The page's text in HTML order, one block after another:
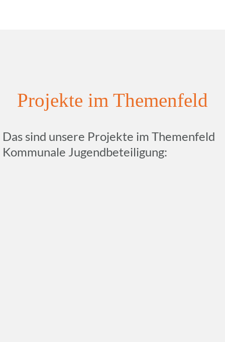
Projekte im Themenfeld
Das sind unsere Projekte im Themen­feld
Kommu­nale Jugendbeteiligung: